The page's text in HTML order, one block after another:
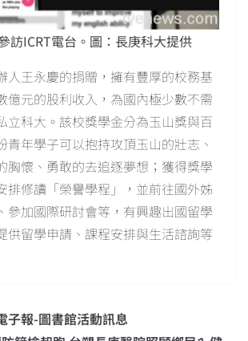
訪ICRT電台。圖：長庚科大提供
人王永慶的捐贈，擁有豐厚的校務基
億元的股利收入，為國內極少數不需
立科大。該校獎學金分為玉山獎與百
青年學子可以抱持攻頂玉山的壯志、
胸懷、勇敢的去追逐夢想；獲得獎學
排修讀「榮譽學程」，並前往國外姊
參加國際研討會等，有興趣出國留學
供留學申請、課程安排與生活諮詢等
子報-圖書館活動訊息